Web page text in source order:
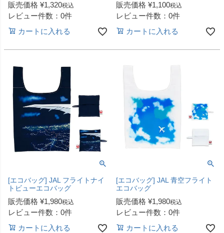
販売価格 ¥1,320税込
レビュー件数：0件
カートに入れる
販売価格 ¥1,100税込
レビュー件数：0件
カートに入れる
[エコバッグ] JAL フライトナイ
トビューエコバッグ
販売価格 ¥1,980税込
レビュー件数：0件
カートに入れる
[エコバッグ] JAL 青空フライト
エコバッグ
販売価格 ¥1,980税込
レビュー件数：0件
カートに入れる